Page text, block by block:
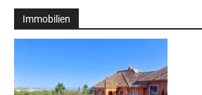
Immobilien